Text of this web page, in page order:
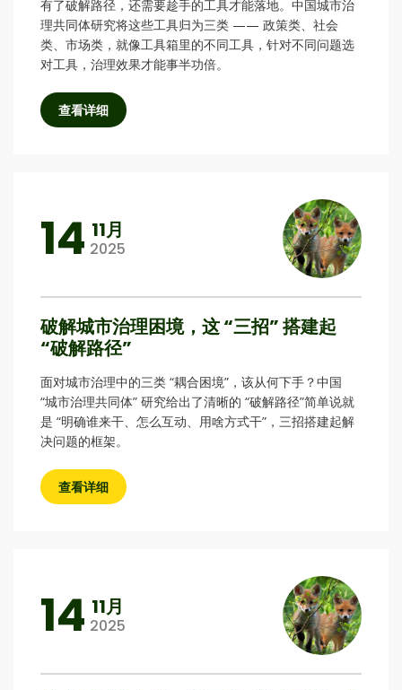
有了破解路径，还需要趁手的工具才能落地。中国城市治
理共同体研究将这些工具归为三类 —— 政策类、社会
类、市场类，就像工具箱里的不同工具，针对不同问题选
对工具，治理效果才能事半功倍。
查看详细
14 11月
2025
破解城市治理困境，这 “三招” 搭建起
“破解路径”
面对城市治理中的三类 “耦合困境”，该从何下手？中国
“城市治理共同体” 研究给出了清晰的 “破解路径”简单说就
是 “明确谁来干、怎么互动、用啥方式干”，三招搭建起解
决问题的框架。
查看详细
14 11月
2025